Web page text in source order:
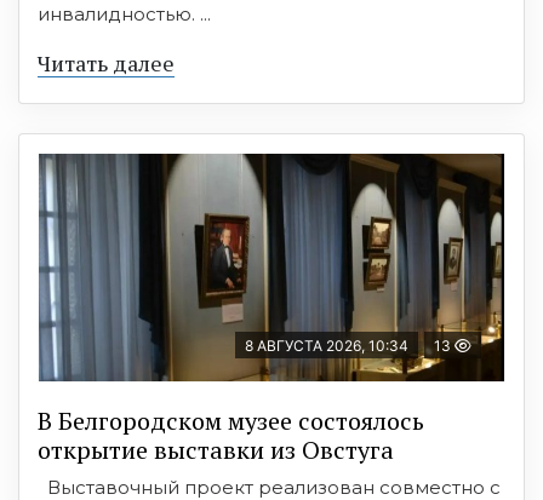
инвалидностью. ...
Читать далее
8 АВГУСТА 2026, 10:34 13
В Белгородском музее состоялось
открытие выставки из Овстуга
Выставочный проект реализован совместно с